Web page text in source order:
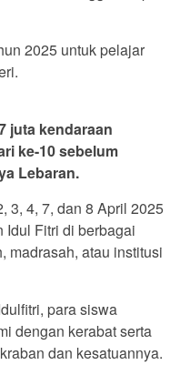
2025 untuk pelajar
juta kendaraan
ke-10 sebelum
Lebaran.
3, 4, 7, dan 8 April 2025
Idul Fitri di berbagai
madrasah, atau institusi
para siswa
dengan kerabat serta
dan kesatuannya.